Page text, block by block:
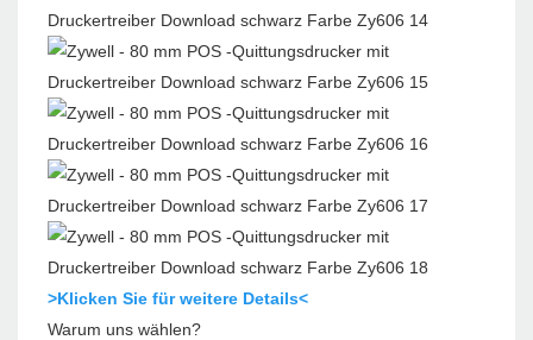
>Klicken Sie für weitere Details<
Warum uns wählen?